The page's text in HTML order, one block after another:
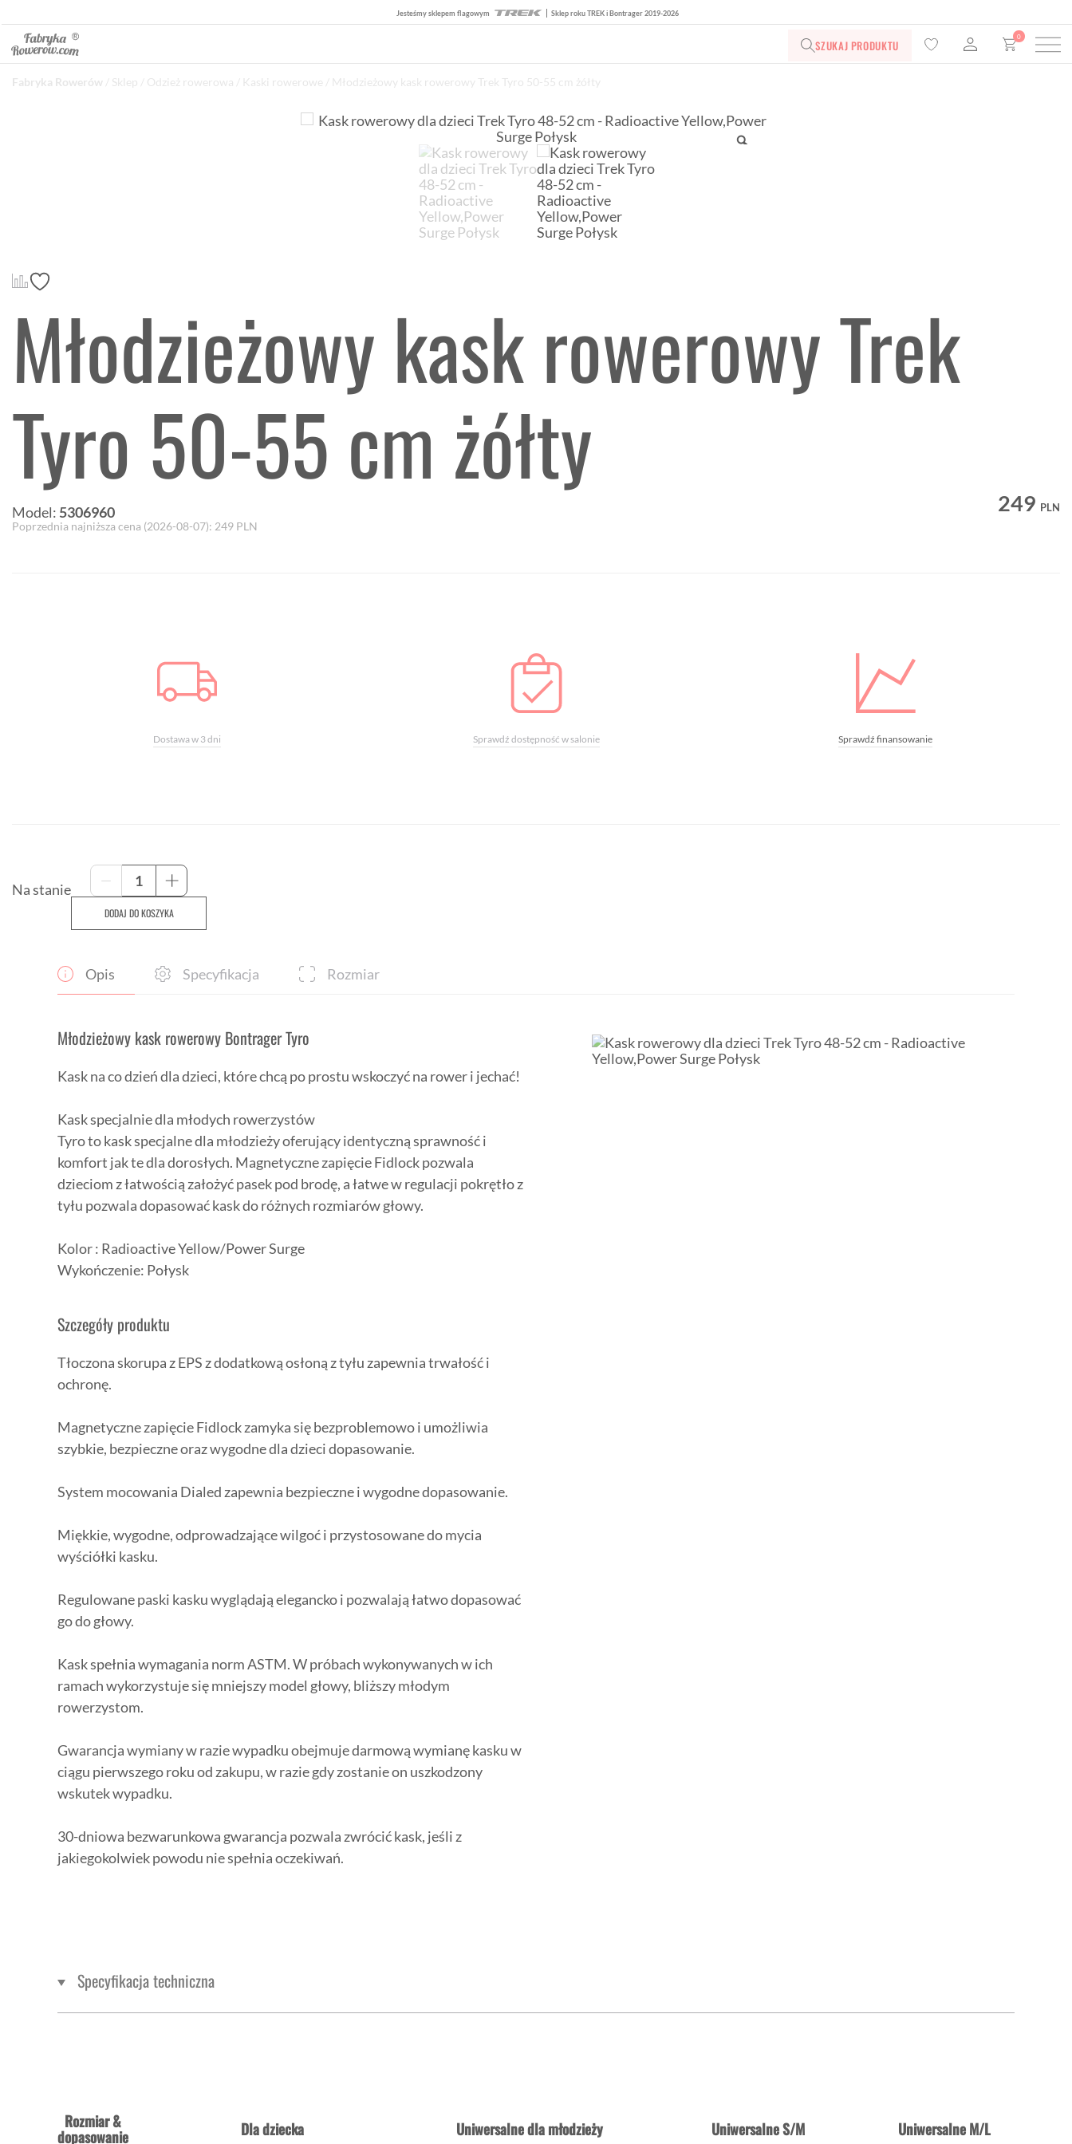
Jesteśmy sklepem flagowym Sklep roku TREK i Bontrager 2019-2026
SZUKAJ PRODUKTU
0
Fabryka Rowerów Sklep Odzież rowerowa Kaski rowerowe / Młodzieżowy kask rowerowy Trek Tyro 50-55 cm żółty
Młodzieżowy kask rowerowy Trek
Tyro 50-55 cm żółty
Model: 5306960 249 PLN
Poprzednia najniższa cena (2026-08-07): 249 PLN
Dostawa w 3 dni Sprawdź dostępność w salonie Sprawdź finansowanie
Na stanie -
ilość
Młodzieżowy
rowerowy
Trek
50-
+
DODAJ DO KOSZYKA
Opis Specyfikacja Rozmiar
Młodzieżowy kask rowerowy Bontrager Tyro
Kask na co dzień dla dzieci, które chcą po prostu wskoczyć na rower i jechać!
Kask specjalnie dla młodych rowerzystów
Tyro to kask specjalne dla młodzieży oferujący identyczną sprawność i
komfort jak te dla dorosłych. Magnetyczne zapięcie Fidlock pozwala
dzieciom z łatwością założyć pasek pod brodę, a łatwe w regulacji pokrętło z
tyłu pozwala dopasować kask do różnych rozmiarów głowy.
Kolor : Radioactive Yellow/Power Surge
Wykończenie: Połysk
Szczegóły produktu
Tłoczona skorupa z EPS z dodatkową osłoną z tyłu zapewnia trwałość i
ochronę.
Magnetyczne zapięcie Fidlock zamyka się bezproblemowo i umożliwia
szybkie, bezpieczne oraz wygodne dla dzieci dopasowanie.
System mocowania Dialed zapewnia bezpieczne i wygodne dopasowanie.
Miękkie, wygodne, odprowadzające wilgoć i przystosowane do mycia
wyściółki kasku.
Regulowane paski kasku wyglądają elegancko i pozwalają łatwo dopasować
go do głowy.
Kask spełnia wymagania norm ASTM. W próbach wykonywanych w ich
ramach wykorzystuje się mniejszy model głowy, bliższy młodym
rowerzystom.
Gwarancja wymiany w razie wypadku obejmuje darmową wymianę kasku w
ciągu pierwszego roku od zakupu, w razie gdy zostanie on uszkodzony
wskutek wypadku.
30-dniowa bezwarunkowa gwarancja pozwala zwrócić kask, jeśli z
jakiegokolwiek powodu nie spełnia oczekiwań.
Specyfikacja techniczna
Rozmiar &
dopasowanie Dla dziecka Uniwersalne dla młodzieży Uniwersalne S/M Uniwersalne M/L